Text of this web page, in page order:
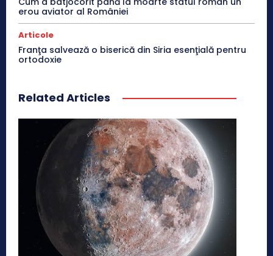
erou aviator al României
Articole
Franţa salvează o biserică din Siria esenţială pentru
ortodoxie
Related Articles